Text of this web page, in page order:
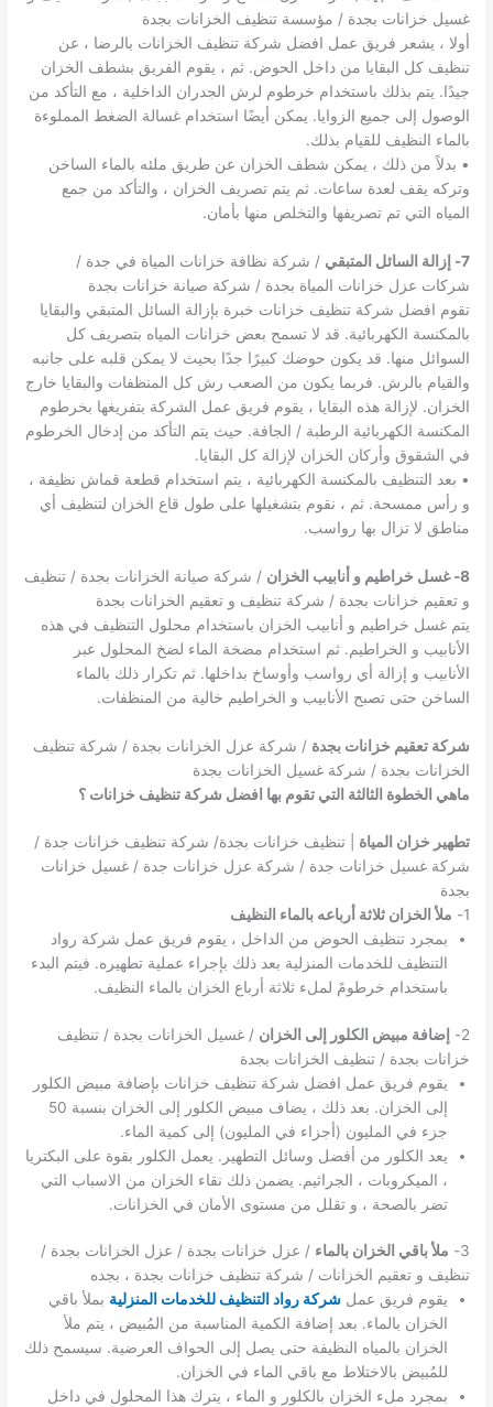
غسيل خزانات بجدة / مؤسسة تنظيف الخزانات بجدة
أولا ، يشعر فريق عمل افضل شركة تنظيف الخزانات بالرضا ، عن
تنظيف كل البقايا من داخل الحوض. ثم ، يقوم الفريق بشطف الخزان
جيدًا. يتم بذلك باستخدام خرطوم لرش الجدران الداخلية ، مع التأكد من
الوصول إلى جميع الزوايا. يمكن أيضًا استخدام غسالة الضغط المملوءة
بالماء النظيف للقيام بذلك.
• بدلاً من ذلك ، يمكن شطف الخزان عن طريق ملئه بالماء الساخن
وتركه يقف لعدة ساعات. ثم يتم تصريف الخزان ، والتأكد من جمع
المياه التي تم تصريفها والتخلص منها بأمان.
7- إزالة السائل المتبقي
/ شركة نظافة خزانات المياة في جدة /
شركات عزل خزانات المياة بجدة / شركة صيانة خزانات بجدة
تقوم افضل شركة تنظيف خزانات خبرة بإزالة السائل المتبقي والبقايا
بالمكنسة الكهربائية. قد لا تسمح بعض خزانات المياه بتصريف كل
السوائل منها. قد يكون حوضك كبيرًا جدًا بحيث لا يمكن قلبه على جانبه
والقيام بالرش. فربما يكون من الصعب رش كل المنظفات والبقايا خارج
الخزان. لإزالة هذه البقايا ، يقوم فريق عمل الشركة بتفريغها بخرطوم
المكنسة الكهربائية الرطبة / الجافة. حيث يتم التأكد من إدخال الخرطوم
في الشقوق وأركان الخزان لإزالة كل البقايا.
• بعد التنظيف بالمكنسة الكهربائية ، يتم استخدام قطعة قماش نظيفة ،
و رأس ممسحة. ثم ، نقوم بتشغيلها على طول قاع الخزان لتنظيف أي
مناطق لا تزال بها رواسب.
8- غسل خراطيم و أنابيب الخزان
/ شركة صيانة الخزانات بجدة / تنظيف
و تعقيم خزانات بجدة / شركة تنظيف و تعقيم الخزانات بجدة
يتم غسل خراطيم و أنابيب الخزان باستخدام محلول التنظيف في هذه
الأنابيب و الخراطيم. ثم استخدام مضخة الماء لضخ المحلول عبر
الأنابيب و إزالة أي رواسب وأوساخ بداخلها. ثم تكرار ذلك بالماء
الساخن حتى تصبح الأنابيب و الخراطيم خالية من المنظفات.
شركة تعقيم خزانات بجدة / شركة عزل الخزانات بجدة / شركة تنظيف
الخزانات بجدة / شركة غسيل الخزانات بجدة
ماهي الخطوة الثالثة التي تقوم بها افضل شركة تنظيف خزانات ؟
تطهير خزان المياة | تنظيف خزانات بجدة/ شركة تنظيف خزانات جدة /
شركة غسيل خزانات جدة / شركة عزل خزانات جدة / غسيل خزانات
بجدة
1-
ملأ الخزان ثلاثة أرباعه بالماء النظيف
بمجرد تنظيف الحوض من الداخل ، يقوم فريق عمل شركة رواد
التنظيف للخدمات المنزلية بعد ذلك بإجراء عملية تطهيره. فيتم البدء
باستخدام خرطومً لملء ثلاثة أرباع الخزان بالماء النظيف.
2- إضافة مبيض الكلور إلى الخزان / غسيل الخزانات بجدة / تنظيف
خزانات بجدة / تنظيف الخزانات بجدة
يقوم فريق عمل افضل شركة تنظيف خزانات بإضافة مبيض الكلور
إلى الخزان. بعد ذلك ، يضاف مبيض الكلور إلى الخزان بنسبة 50
جزء في المليون (أجزاء في المليون) إلى كمية الماء.
يعد الكلور من أفضل وسائل التطهير. يعمل الكلور بقوة على البكتريا
، الميكروبات ، الجراثيم. يضمن ذلك نقاء الخزان من الاسباب التي
تضر بالصحة ، و تقلل من مستوى الأمان في الخزانات.
3- ملأ باقي الخزان بالماء / عزل خزانات بجدة / عزل الخزانات بجدة /
تنظيف و تعقيم الخزانات / شركة تنظيف خزانات بجدة ، بجده
يقوم فريق عملشركة رواد التنظيف للخدمات المنزلية بملأ باقي
الخزان بالماء. بعد إضافة الكمية المناسبة من المُبيض ، يتم ملأ
الخزان بالمياه النظيفة حتى يصل إلى الحواف العرضية. سيسمح ذلك
للمُبيض بالاختلاط مع باقي الماء في الخزان.
بمجرد ملء الخزان بالكلور و الماء ، يترك هذا المحلول في داخل